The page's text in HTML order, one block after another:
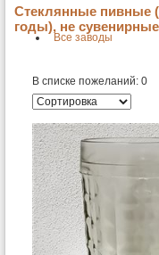
Стеклянные пивные
годы), не сувенирные
Все заводы
В списке пожеланий: 0